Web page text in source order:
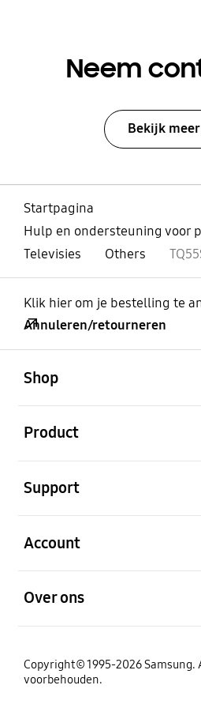
Neem
Bekijk meer
Startpagina
Hulp en ondersteuning voor
Televisies
Others
Klik hier om je bestelling te
Annuleren/retourneren
Shop
Product
Support
Account
Over ons
Copyright© 1995-2026 Samsung.
voorbehouden.